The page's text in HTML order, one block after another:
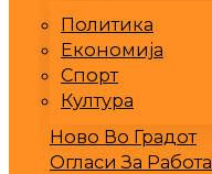
Политика
Економија
Спорт
Култура
Ново Во Градот
Огласи За Работа